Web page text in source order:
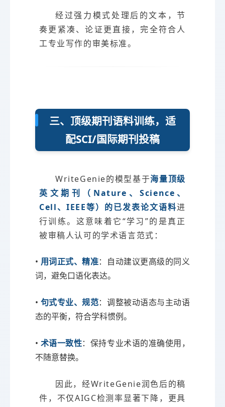
经过强力模式处理后的文本，节
奏更紧凑、论证更直接，完全符合人
工专业写作的审美标准。
三、顶级期刊语料训练，适
配SCI/国际期刊投稿
WriteGenie的模型基于海量顶级
英文期刊（Nature、Science、
Cell、IEEE等）的已发表论文语料进
行训练。这意味着它“学习”的是真正
被审稿人认可的学术语言范式：
• 用词正式、精准：自动建议更高级的同义
词，避免口语化表达。
• 句式专业、规范：调整被动语态与主动语
态的平衡，符合学科惯例。
• 术语一致性：保持专业术语的准确使用，
不随意替换。
因此，经WriteGenie润色后的稿
件，不仅AIGC检测率显著下降，更具